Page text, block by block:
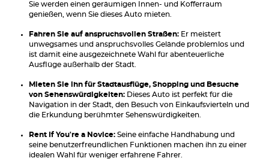
Sie werden einen geräumigen Innen- und Kofferraum
genießen, wenn Sie dieses Auto mieten.
Fahren Sie auf anspruchsvollen Straßen: Er meistert
unwegsames und anspruchsvolles Gelände problemlos und
ist damit eine ausgezeichnete Wahl für abenteuerliche
Ausflüge außerhalb der Stadt.
Mieten Sie ihn für Stadtausflüge, Shopping und Besuche
von Sehenswürdigkeiten: Dieses Auto ist perfekt für die
Navigation in der Stadt, den Besuch von Einkaufsvierteln und
die Erkundung berühmter Sehenswürdigkeiten.
Rent If You're a Novice: Seine einfache Handhabung und
seine benutzerfreundlichen Funktionen machen ihn zu einer
idealen Wahl für weniger erfahrene Fahrer.